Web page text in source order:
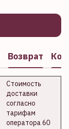
Возврат
Стоимость
доставки
согласно
тарифам
оператора 60